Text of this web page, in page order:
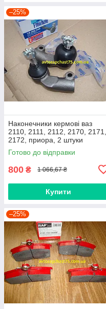
–25%
Наконечники кермові ваз
2110, 2111, 2112, 2170, 2171,
2172, приора, 2 штуки
(виробник Finwhale,
Німеччина)
Готово до відправки
800 ₴ 1 066,67 ₴
Купити
–25%